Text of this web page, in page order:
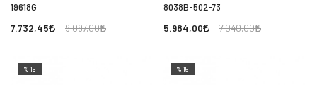
19618G
7.732,45 9.097,00
8038B-502-73
5.984,00 7.040,00
%15 %15